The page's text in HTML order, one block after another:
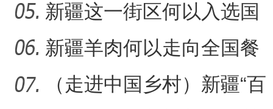
新疆这一街区何以入选国
家级旅游休闲街区名单？
新疆羊肉何以走向全国餐
桌？
（走进中国乡村）新疆“百